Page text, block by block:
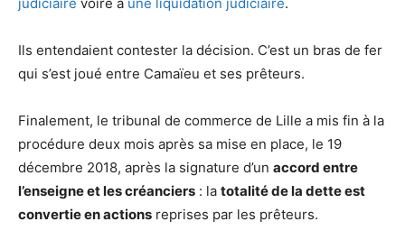
Ils entendaient contester la décision. C’est un bras de fer
qui s’est joué entre Camaïeu et ses prêteurs.
Finalement, le tribunal de commerce de Lille a mis fin à la
procédure deux mois après sa mise en place, le 19
décembre 2018, après la signature d’un accord entre
l’enseigne et les créanciers : la totalité de la dette est
convertie en actions reprises par les prêteurs.